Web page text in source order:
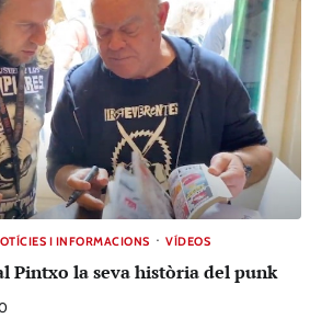
I INFORMACIONS VÍDEOS
Pintxo la seva història del punk